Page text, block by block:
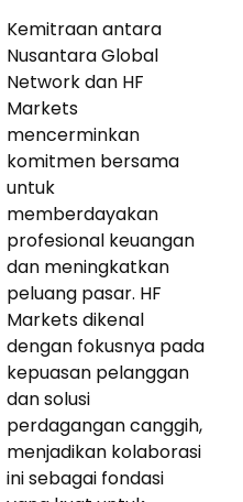
Kemitraan antara
Nusantara Global
Network dan HF
Markets
mencerminkan
komitmen bersama
untuk
memberdayakan
profesional keuangan
dan meningkatkan
peluang pasar. HF
Markets dikenal
dengan fokusnya pada
kepuasan pelanggan
dan solusi
perdagangan canggih,
menjadikan kolaborasi
ini sebagai fondasi